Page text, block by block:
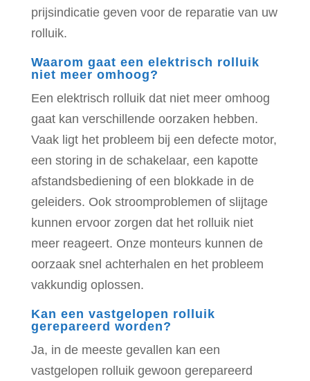
prijsindicatie geven voor de reparatie van uw
rolluik.
Waarom gaat een elektrisch rolluik
niet meer omhoog?
Een elektrisch rolluik dat niet meer omhoog
gaat kan verschillende oorzaken hebben.
Vaak ligt het probleem bij een defecte motor,
een storing in de schakelaar, een kapotte
afstandsbediening of een blokkade in de
geleiders. Ook stroomproblemen of slijtage
kunnen ervoor zorgen dat het rolluik niet
meer reageert. Onze monteurs kunnen de
oorzaak snel achterhalen en het probleem
vakkundig oplossen.
Kan een vastgelopen rolluik
gerepareerd worden?
Ja, in de meeste gevallen kan een
vastgelopen rolluik gewoon gerepareerd